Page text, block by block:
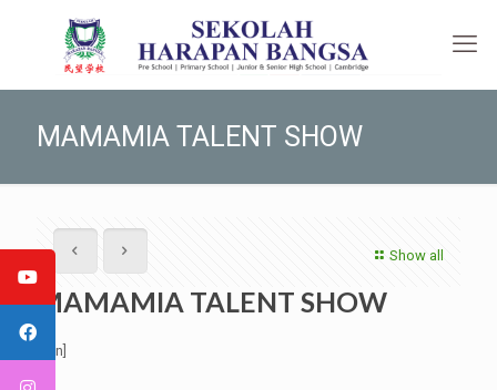
MAMAMIA TALENT SHOW
Show all
MAMAMIA TALENT SHOW
[:en]